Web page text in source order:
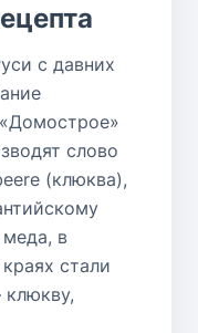
с давних
слово
(клюква),
в
стали
клюкву,